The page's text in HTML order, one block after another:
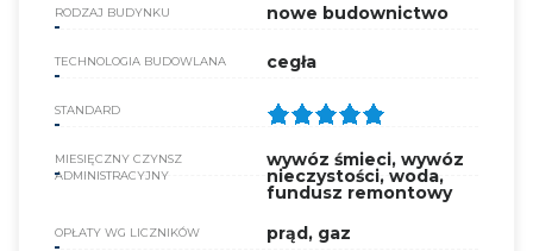
RODZAJ BUDYNKU nowe budownictwo
TECHNOLOGIA BUDOWLANA cegła
STANDARD
MIESIĘCZNY CZYNSZ
ADMINISTRACYJNY
wywóz śmieci, wywóz
nieczystości, woda,
fundusz remontowy
OPŁATY WG LICZNIKÓW prąd, gaz